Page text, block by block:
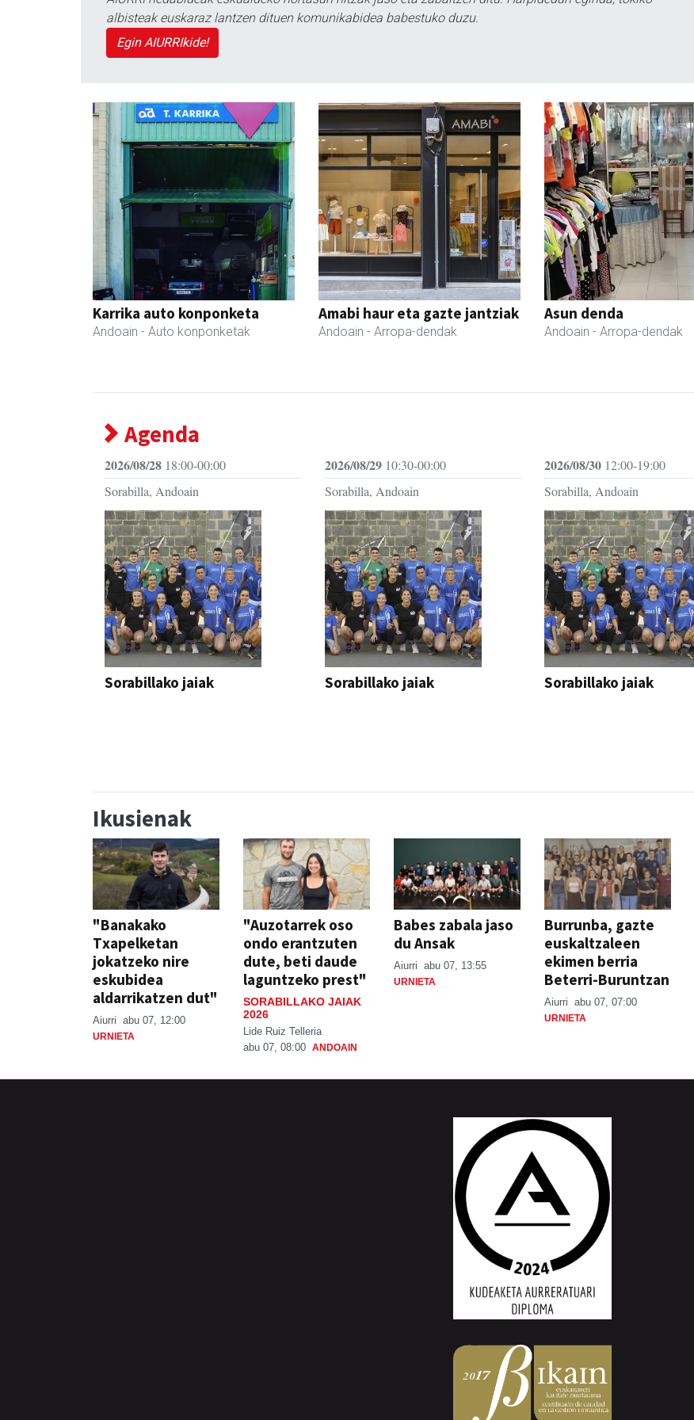
albisteak euskaraz lantzen dituen komunikabidea babestuko duzu.
Egin AIURRIkide!
Karrika auto konponketa
Andoain - Auto konponketak
Amabi haur eta gazte jantziak
Andoain - Arropa-dendak
Asun denda
Andoain - Arropa-dendak
Agenda
2026/08/28 18:00-00:00
Sorabilla, Andoain
Sorabillako jaiak
2026/08/2910:30-00:00
Sorabilla, Andoain
Sorabillako jaiak
2026/08/30 12:00-19:00
Sorabilla, Andoain
Sorabillako jaiak
Ikusienak
"Banakako
Txapelketan
jokatzeko nire
eskubidea
aldarrikatzen dut"
Aiurri abu 07, 12:00
URNIETA
"Auzotarrek oso
ondo erantzuten
dute, beti daude
laguntzeko prest"
SORABILLAKO JAIAK
2026
Lide Ruiz Telleria
abu 07, 08:00 ANDOAIN
Babes zabala jaso
du Ansak
Aiurri abu 07, 13:55
URNIETA
Burrunba, gazte
euskaltzaleen
ekimen berria
Beterri-Buruntzan
Aiurri abu 07, 07:00
URNIETA